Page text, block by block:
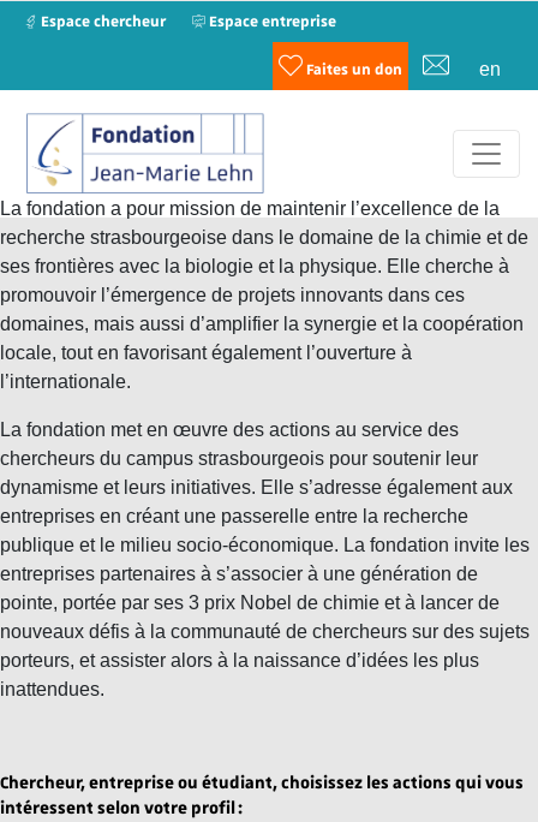
Espace chercheur Espace entreprise
Faites un don en
La fondation a pour mission de maintenir l’excellence de la
recherche strasbourgeoise dans le domaine de la chimie et de
ses frontières avec la biologie et la physique. Elle cherche à
promouvoir l’émergence de projets innovants dans ces
domaines, mais aussi d’amplifier la synergie et la coopération
locale, tout en favorisant également l’ouverture à
l’internationale.
La fondation met en œuvre des actions au service des
chercheurs du campus strasbourgeois pour soutenir leur
dynamisme et leurs initiatives. Elle s’adresse également aux
entreprises en créant une passerelle entre la recherche
publique et le milieu socio-économique. La fondation invite les
entreprises partenaires à s’associer à une génération de
pointe, portée par ses 3 prix Nobel de chimie et à lancer de
nouveaux défis à la communauté de chercheurs sur des sujets
porteurs, et assister alors à la naissance d’idées les plus
inattendues.
Chercheur, entreprise ou étudiant, choisissez les actions qui vous
intéressent selon votre profil :